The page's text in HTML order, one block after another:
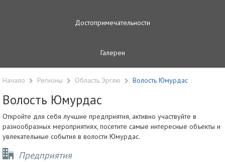
Достопримечательности
Галереи
Начало Регионы Область Эрглю Волость Юмурдас
Волость Юмурдас
Откройте для себя лучшие предприятия, активно участвуйте в
разнообразных мероприятиях, посетите самые интересные объекты и
увлекательные события в волости Юмурдас.
Предприятия